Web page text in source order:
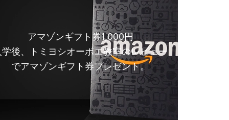
アマゾンギフト券1,000円
学後、トミヨシオーボエ教室のレビュー
でアマゾンギフト券プレゼント。